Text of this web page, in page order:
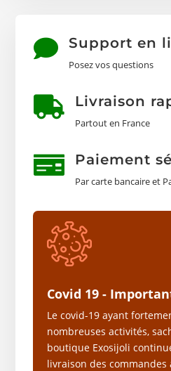
 Support en
Posez vos questions
 Livraison
Partout en France
 Paiement
Par carte bancaire et
Covid 19 -
Le covid-19 ayant
nombreuses activités,
boutique Exosijoli
livraison des commandes